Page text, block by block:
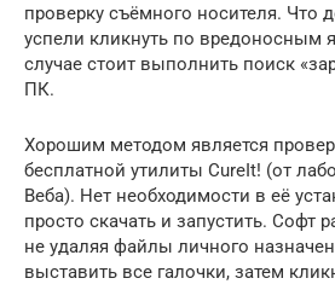
проверку съёмного носителя. Что
успели кликнуть по вредоносным
случае стоит выполнить поиск
ПК.
Хорошим методом является
бесплатной утилиты CureIt! (от
Веба). Нет необходимости в её
просто скачать и запустить. Софт
не удаляя файлы личного
выставить все галочки, затем